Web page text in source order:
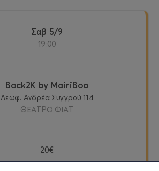
Σαβ 5/9
19:00
Back2K by MairiBoo
Λεωφ. Ανδρέα Συγγρού 114
ΘΕΑΤΡΟ ΦΙΑΤ
20€